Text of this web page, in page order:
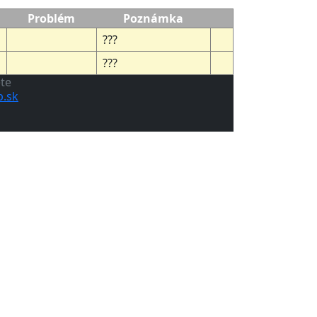
Problém
Poznámka
???
???